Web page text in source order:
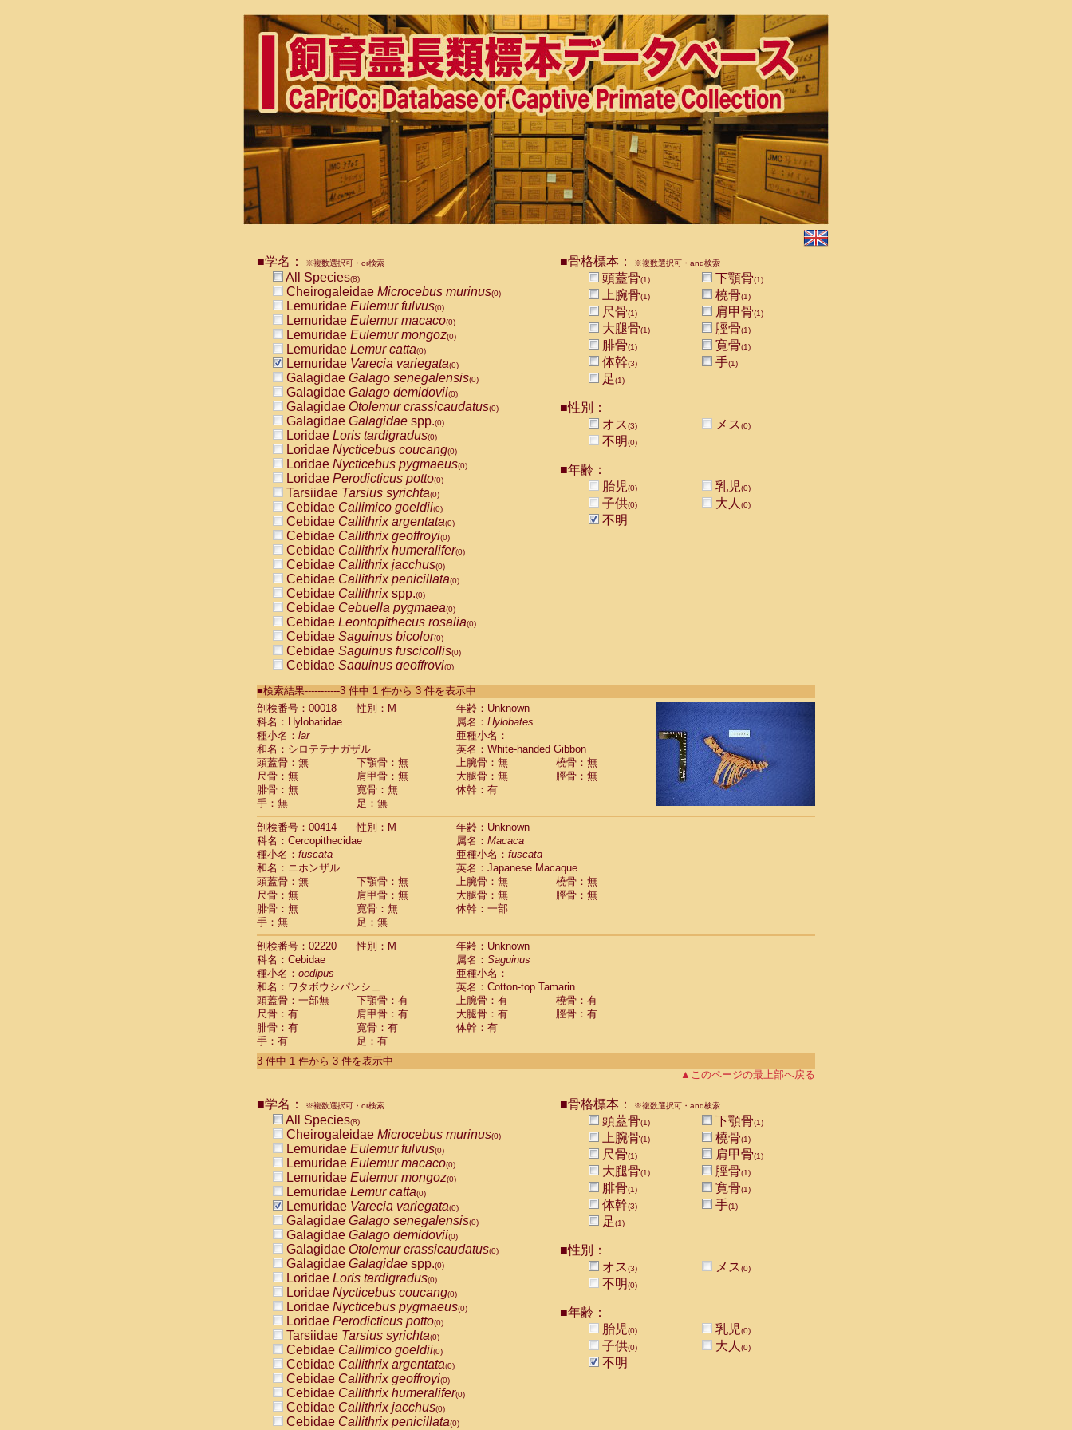
■学名： ※複数選択可・or検索
All Species(8)
Cheirogaleidae Microcebus murinus(0)
Lemuridae Eulemur fulvus(0)
Lemuridae Eulemur macaco(0)
Lemuridae Eulemur mongoz(0)
Lemuridae Lemur catta(0)
Lemuridae Varecia variegata(0)
Galagidae Galago senegalensis(0)
Galagidae Galago demidovii(0)
Galagidae Otolemur crassicaudatus(0)
Galagidae Galagidae spp.(0)
Loridae Loris tardigradus(0)
Loridae Nycticebus coucang(0)
Loridae Nycticebus pygmaeus(0)
Loridae Perodicticus potto(0)
Tarsiidae Tarsius syrichta(0)
Cebidae Callimico goeldii(0)
Cebidae Callithrix argentata(0)
Cebidae Callithrix geoffroyi(0)
Cebidae Callithrix humeralifer(0)
Cebidae Callithrix jacchus(0)
Cebidae Callithrix penicillata(0)
Cebidae Callithrixspp.(0)
Cebidae Cebuella pygmaea(0)
Cebidae Leontopithecus rosalia(0)
Cebidae Saguinus bicolor(0)
Cebidae Saguinus fuscicollis(0)
Cebidae Saguinus geoffroyi(0)
CebidaeSaguinus labiatus(0)
Cebidae Saguinus leucopus (0)
CebidaeSaguinus midas
Cebidae
CebidaeSaguinus nigricollis (1)
Cebidae Saguinus oedipus
Cebidae Saguinus weddelli
Cebidae Saguinusspp.
Cebidae Aotus trivirgatus
Cebidae Cebus albifrons
CebidaeCebus apella
Cebidae
CebidaeCebus nigrivittatus
Cebidae Cebusspp.(0)
Cebidae Saimiri boliviensis
Cebidae Saimiri sciureus
Atelidae Alouatta caraya
AtelidaeAlouatta fusca
AtelidaeAlouatta seniculus
Atelidae
Atelidae Ateles belzebuth
Atelidae Ateles geoffroyi
Atelidae Ateles paniscus
Atelidae Atelesspp.
Atelidae Lagothrix lagothricha
AtelidaeLagothrix lagothricha cana(0)
PitheciidaeCacajao calvus rubicundus(0)
Pitheciidae
Pitheciidae Callicebus moloch
PitheciidaeCallicebus torquatus
PitheciidaeCallicebusspp.(0)
PitheciidaeChiropotes satanas
PitheciidaePithecia monachus
PitheciidaePithecia pithecia(0)
CercopithecidaeCercocebus agilis
CercopithecidaeCercocebus galeritus chrysogaster
CercopithecidaeCercocebus torquatus atys
CercopithecidaeCercocebus torquatus lunulatus
CercopithecidaeCercocebus torquatus torquatus(0)
CercopithecidaeCercocebus
CercopithecidaeCercocebus
CercopithecidaeLophocebus albigena
CercopithecidaePapio anubis(0)
CercopithecidaePapio cynocephalus
Cercopithecidae Papio hamadryas
CercopithecidaePapio papio
CercopithecidaePapiospp.(0)
CercopithecidaeMandrillus leucophaeus
CercopithecidaeMandrillus sphinx
CercopithecidaeTheropithecus gelada
CercopithecidaeMacaca arctoides
■骨格標本： ※複数選択可・and検索
頭蓋骨(1) 下顎骨(1)
上腕骨(1) 橈骨(1)
尺骨(1) 肩甲骨(1)
大腿骨(1) 脛骨(1)
腓骨(1) 寛骨(1)
体幹(3) 手(1)
足(1)
■性別：
オス(3) メス(0)
不明(0)
■年齢：
胎児(0) 乳児(0)
子供(0) 大人 (0)
不明
■検索結果-----------3 件中 1 件から 3 件を表示中
剖検番号：00018
性別：M
年齢：Unknown
科名：Hylobatidae
属名： Hylobates
種小名： lar
亜種小名：
和名：シロテテナガザル
英名：White-handed Gibbon
頭蓋骨：無
下顎骨：無 上腕骨：無
橈骨：無
尺骨：無
肩甲骨：無 大腿骨：無
脛骨：無
腓骨：無
寛骨：無
体幹：有
手：無
足：無
剖検番号：00414
性別：M
年齢：Unknown
科名：Cercopithecidae
属名： Macaca
種小名： fuscata 亜種小名： fuscata
和名：ニホンザル
英名：Japanese Macaque
頭蓋骨：無
下顎骨：無 上腕骨：無
橈骨：無
尺骨：無
肩甲骨：無 大腿骨：無
脛骨：無
腓骨：無
寛骨：無
体幹：一部
手：無
足：無
剖検番号：02220
性別：M
年齢：Unknown
科名：Cebidae
属名： Saguinus
種小名： oedipus
亜種小名：
和名：ワタボウシパンシェ
英名：Cotton-top Tamarin
頭蓋骨：一部無
下顎骨：有 上腕骨：有
橈骨：有
尺骨：有
肩甲骨：有 大腿骨：有
脛骨：有
腓骨：有
寛骨：有
体幹：有
手：有
足：有
3 件中 1 件から 3 件を表示中
▲このページの最上部へ戻る
■学名： ※複数選択可・or検索
All Species(8)
Cheirogaleidae Microcebus murinus(0)
Lemuridae Eulemur fulvus(0)
Lemuridae Eulemur macaco(0)
Lemuridae Eulemur mongoz(0)
Lemuridae Lemur catta(0)
Lemuridae Varecia variegata(0)
Galagidae Galago senegalensis(0)
Galagidae Galago demidovii(0)
Galagidae Otolemur crassicaudatus(0)
Galagidae Galagidae spp.(0)
Loridae Loris tardigradus(0)
Loridae Nycticebus coucang(0)
Loridae Nycticebus pygmaeus(0)
Loridae Perodicticus potto(0)
Tarsiidae Tarsius syrichta(0)
Cebidae Callimico goeldii(0)
Cebidae Callithrix argentata(0)
Cebidae Callithrix geoffroyi(0)
Cebidae Callithrix humeralifer(0)
Cebidae Callithrix jacchus(0)
Cebidae Callithrix penicillata(0)
■骨格標本： ※複数選択可・and検索
頭蓋骨(1) 下顎骨(1)
上腕骨(1) 橈骨(1)
尺骨(1) 肩甲骨(1)
大腿骨(1) 脛骨(1)
腓骨(1) 寛骨(1)
体幹(3) 手(1)
足(1)
■性別：
オス(3) メス(0)
不明(0)
■年齢：
胎児(0) 乳児(0)
子供(0) 大人 (0)
不明